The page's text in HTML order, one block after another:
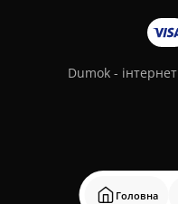
Головна
Dumok -